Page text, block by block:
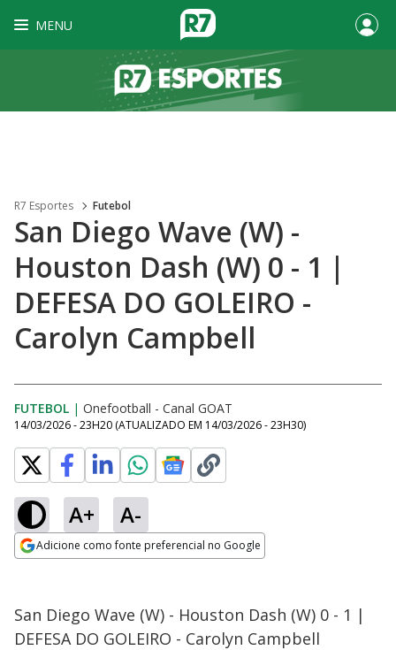
MENU
R7 Esportes Futebol
San Diego Wave (W) -
Houston Dash (W) 0 - 1 |
DEFESA DO GOLEIRO -
Carolyn Campbell
FUTEBOL | Onefootball - Canal GOAT
14/03/2026 - 23H20 (ATUALIZADO EM 14/03/2026 - 23H30)
A+ A-
Adicione como fonte preferencial no Google
San Diego Wave (W) - Houston Dash (W) 0 - 1 |
DEFESA DO GOLEIRO - Carolyn Campbell